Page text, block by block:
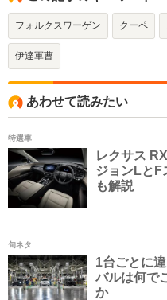
フォルクスワーゲン クーペ
伊達軍曹
あわせて読みたい
特選車
レクサス
ジョンLとF
も解説
旬ネタ
1台ごとに
バルは何で
か